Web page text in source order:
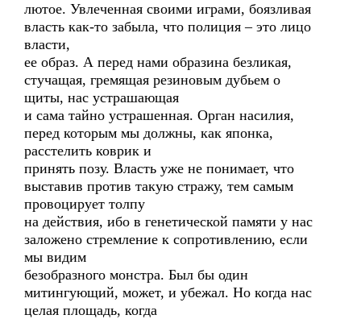
лютое. Увлеченная своими играми, боязливая
власть как-то забыла, что полиция – это лицо
власти,
ее образ. А перед нами образина безликая,
стучащая, гремящая резиновым дубьем о
щиты, нас устрашающая
и сама тайно устрашенная. Орган насилия,
перед которым мы должны, как японка,
расстелить коврик и
принять позу. Власть уже не понимает, что
выставив против такую стражу, тем самым
провоцирует толпу
на действия, ибо в генетической памяти у нас
заложено стремление к сопротивлению, если
мы видим
безобразного монстра. Был бы один
митингующий, может, и убежал. Но когда нас
целая площадь, когда